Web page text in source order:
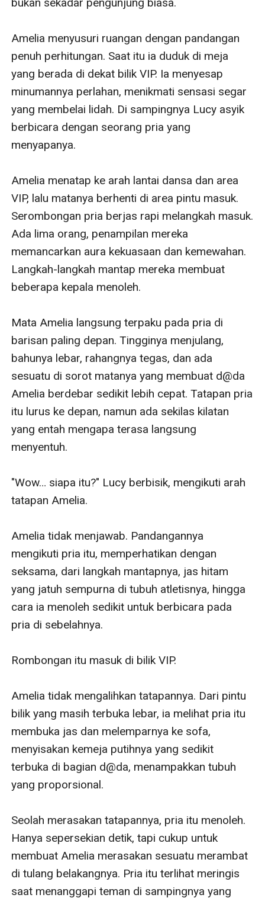
Amelia menyusuri ruangan dengan pandangan
penuh perhitungan. Saat itu ia duduk di meja
yang berada di dekat bilik VIP. Ia menyesap
minumannya perlahan, menikmati sensasi segar
yang membelai lidah. Di sampingnya Lucy asyik
berbicara dengan seorang pria yang
menyapanya.
Amelia menatap ke arah lantai dansa dan area
VIP, lalu matanya berhenti di area pintu masuk.
Serombongan pria berjas rapi melangkah masuk.
Ada lima orang, penampilan mereka
memancarkan aura kekuasaan dan kemewahan.
Langkah-langkah mantap mereka membuat
beberapa kepala menoleh.
Mata Amelia langsung terpaku pada pria di
barisan paling depan. Tingginya menjulang,
bahunya lebar, rahangnya tegas, dan ada
sesuatu di sorot matanya yang membuat d@da
Amelia berdebar sedikit lebih cepat. Tatapan pria
itu lurus ke depan, namun ada sekilas kilatan
yang entah mengapa terasa langsung
menyentuh.
"Wow… siapa itu?" Lucy berbisik, mengikuti arah
tatapan Amelia.
Amelia tidak menjawab. Pandangannya
mengikuti pria itu, memperhatikan dengan
seksama, dari langkah mantapnya, jas hitam
yang jatuh sempurna di tubuh atletisnya, hingga
cara ia menoleh sedikit untuk berbicara pada
pria di sebelahnya.
Rombongan itu masuk di bilik VIP.
Amelia tidak mengalihkan tatapannya. Dari pintu
bilik yang masih terbuka lebar, ia melihat pria itu
membuka jas dan melemparnya ke sofa,
menyisakan kemeja putihnya yang sedikit
terbuka di bagian d@da, menampakkan tubuh
yang proporsional.
Seolah merasakan tatapannya, pria itu menoleh.
Hanya sepersekian detik, tapi cukup untuk
membuat Amelia merasakan sesuatu merambat
di tulang belakangnya. Pria itu terlihat meringis
saat menanggapi teman di sampingnya yang